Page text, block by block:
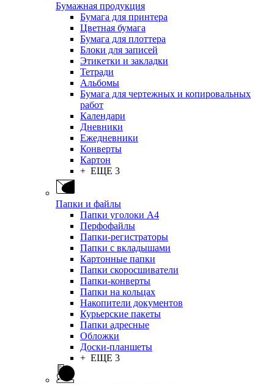
Бумажная продукция
Бумага для принтера
Цветная бумага
Бумага для плоттера
Блоки для записей
Этикетки и закладки
Тетради
Альбомы
Бумага для чертежных и копировальных
работ
Календари
Дневники
Ежедневники
Конверты
Картон
+ ЕЩЕ 3
Папки и файлы
Папки уголоки А4
Перфофайлы
Папки-регистраторы
Папки с вкладышами
Картонные папки
Папки скоросшиватели
Папки-конверты
Папки на кольцах
Накопители документов
Курьерские пакеты
Папки адресные
Обложки
Доски-планшеты
+ ЕЩЕ 3